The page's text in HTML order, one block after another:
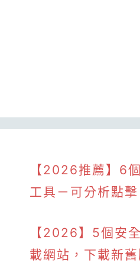
【2026推薦】6
工具－可分析點
【2026】5個安
載網站，下載新